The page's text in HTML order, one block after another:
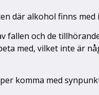
där alkohol finns med
fallen och de
med, vilket inte är
komma med